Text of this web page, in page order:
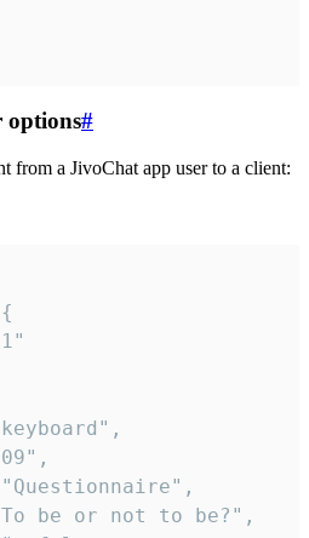
options#
from a JivoChat app user to a client: